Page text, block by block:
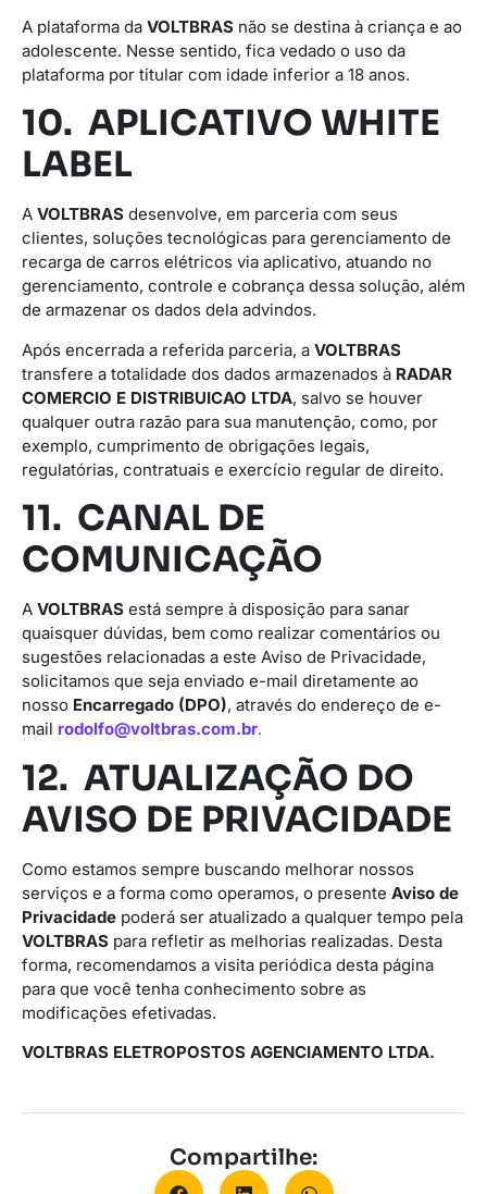
A plataforma da VOLTBRAS não se destina à criança e ao
adolescente. Nesse sentido, fica vedado o uso da
plataforma por titular com idade inferior a 18 anos.
10. APLICATIVO WHITE
LABEL
A VOLTBRAS desenvolve, em parceria com seus
clientes, soluções tecnológicas para gerenciamento de
recarga de carros elétricos via aplicativo, atuando no
gerenciamento, controle e cobrança dessa solução, além
de armazenar os dados dela advindos.
Após encerrada a referida parceria, a VOLTBRAS
transfere a totalidade dos dados armazenados à RADAR
COMERCIO E DISTRIBUICAO LTDA, salvo se houver
qualquer outra razão para sua manutenção, como, por
exemplo, cumprimento de obrigações legais,
regulatórias, contratuais e exercício regular de direito.
11. CANAL DE
COMUNICAÇÃO
A VOLTBRAS está sempre à disposição para sanar
quaisquer dúvidas, bem como realizar comentários ou
sugestões relacionadas a este Aviso de Privacidade,
solicitamos que seja enviado e-mail diretamente ao
nosso Encarregado (DPO), através do endereço de e-
mail rodolfo@voltbras.com.br.
12. ATUALIZAÇÃO DO
AVISO DE PRIVACIDADE
Como estamos sempre buscando melhorar nossos
serviços e a forma como operamos, o presente Aviso de
Privacidade poderá ser atualizado a qualquer tempo pela
VOLTBRAS para refletir as melhorias realizadas. Desta
forma, recomendamos a visita periódica desta página
para que você tenha conhecimento sobre as
modificações efetivadas.
VOLTBRAS ELETROPOSTOS AGENCIAMENTO LTDA.
Compartilhe: